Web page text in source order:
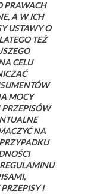
PRAWACH
A W ICH
USTAWY O
TEŻ
CELU
MOCY
NA
I